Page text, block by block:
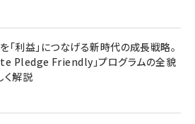
「利益」につなげる新時代の成長戦略。
Pledge Friendly」プログラムの全貌
く解説